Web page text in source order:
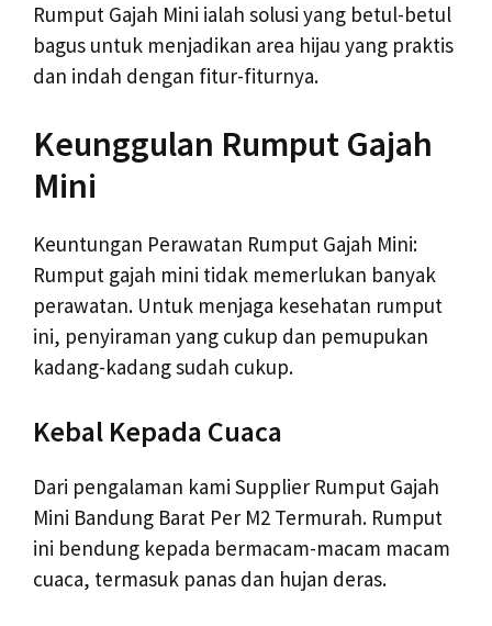
Rumput Gajah Mini ialah solusi yang betul-betul
bagus untuk menjadikan area hijau yang praktis
dan indah dengan fitur-fiturnya.
Keunggulan Rumput Gajah
Mini
Keuntungan Perawatan Rumput Gajah Mini:
Rumput gajah mini tidak memerlukan banyak
perawatan. Untuk menjaga kesehatan rumput
ini, penyiraman yang cukup dan pemupukan
kadang-kadang sudah cukup.
Kebal Kepada Cuaca
Dari pengalaman kami Supplier Rumput Gajah
Mini Bandung Barat Per M2 Termurah. Rumput
ini bendung kepada bermacam-macam macam
cuaca, termasuk panas dan hujan deras.